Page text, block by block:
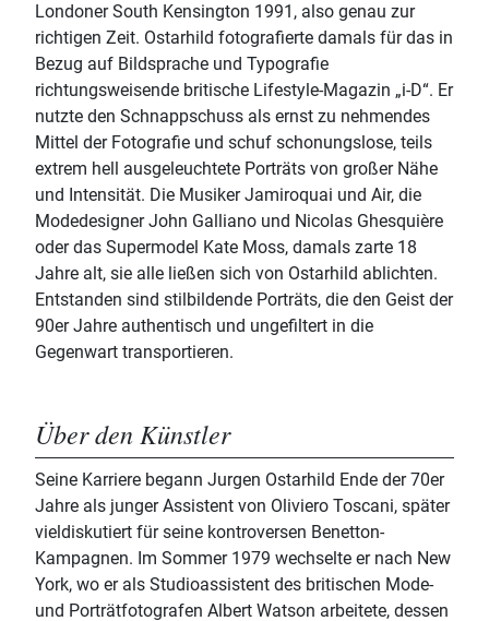
Londoner South Kensington 1991, also genau zur
richtigen Zeit. Ostarhild fotografierte damals für das in
Bezug auf Bildsprache und Typografie
richtungsweisende britische Lifestyle-Magazin „i-D“. Er
nutzte den Schnappschuss als ernst zu nehmendes
Mittel der Fotografie und schuf schonungslose, teils
extrem hell ausgeleuchtete Porträts von großer Nähe
und Intensität. Die Musiker Jamiroquai und Air, die
Modedesigner John Galliano und Nicolas Ghesquière
oder das Supermodel Kate Moss, damals zarte 18
Jahre alt, sie alle ließen sich von Ostarhild ablichten.
Entstanden sind stilbildende Porträts, die den Geist der
90er Jahre authentisch und ungefiltert in die
Gegenwart transportieren.
Über den Künstler
Seine Karriere begann Jurgen Ostarhild Ende der 70er
Jahre als junger Assistent von Oliviero Toscani, später
vieldiskutiert für seine kontroversen Benetton-
Kampagnen. Im Sommer 1979 wechselte er nach New
York, wo er als Studioassistent des britischen Mode-
und Porträtfotografen Albert Watson arbeitete, dessen